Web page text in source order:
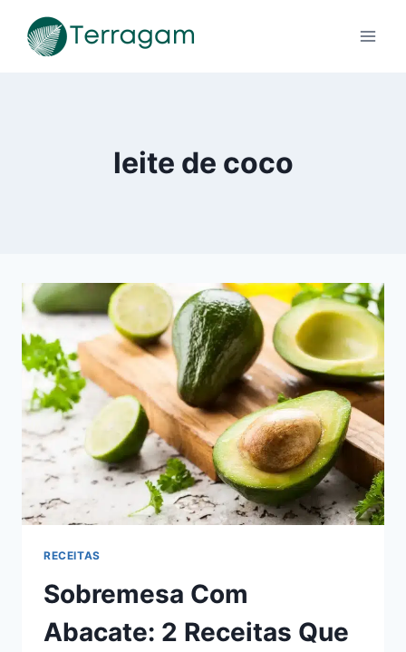
para
leite de coco
RECEITAS
Sobremesa Com
Abacate: 2 Receitas Que